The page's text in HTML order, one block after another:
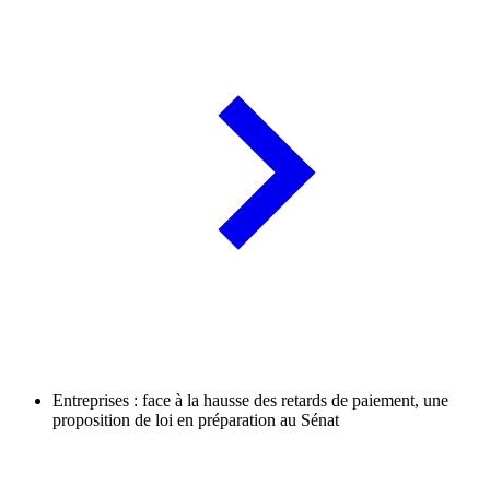
Entreprises : face à la hausse des retards de paiement, une
proposition de loi en préparation au Sénat